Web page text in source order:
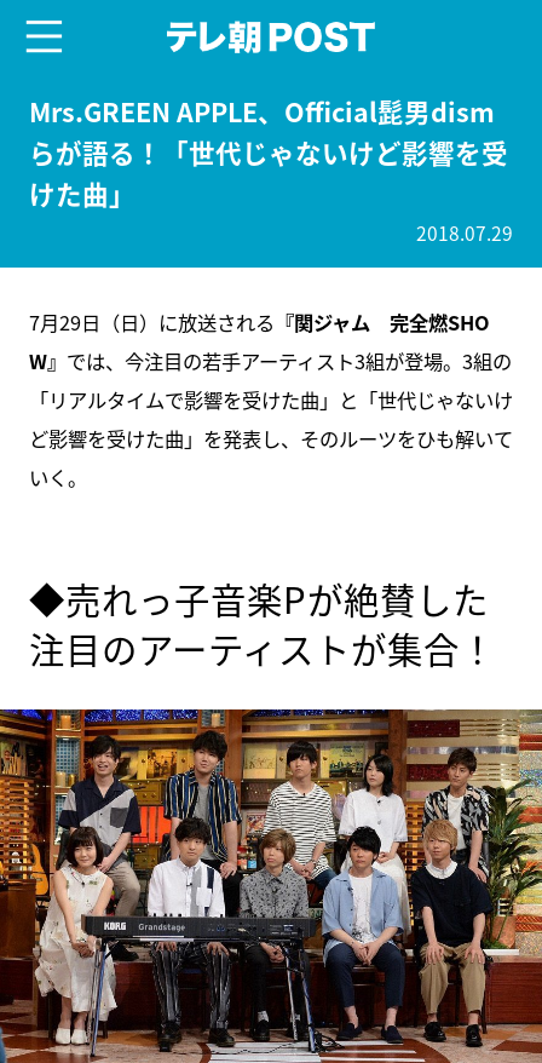
Mrs.GREEN APPLE、Official髭男dism
らが語る！「世代じゃないけど影響を受
けた曲」
2018.07.29
7月29日（日）に放送される 『関ジャム 完全燃SHO
W』 では、今注目の若手アーティスト3組が登場。3組の
「リアルタイムで影響を受けた曲」と「世代じゃないけ
ど影響を受けた曲」を発表し、そのルーツをひも解いて
いく。
◆売れっ子音楽Pが絶賛した
注目のアーティストが集合！